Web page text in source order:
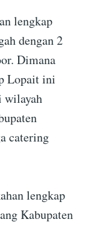
lengkap
dengan 2
Dimana
Lopait ini
wilayah
catering
lengkap
Kabupaten